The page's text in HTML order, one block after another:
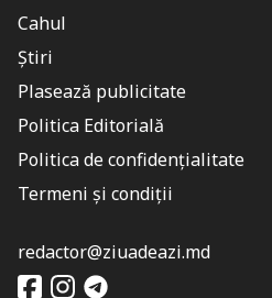
Cahul
Știri
Plasează publicitate
Politica Editorială
Politica de confidențialitate
Termeni și condiții
redactor@ziuadeazi.md